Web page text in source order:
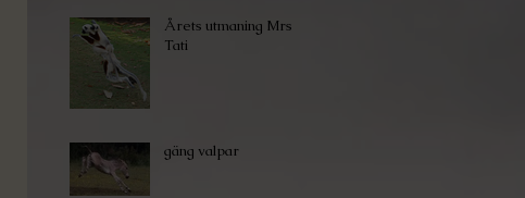
Årets utmaning Mrs
Tati
gäng valpar